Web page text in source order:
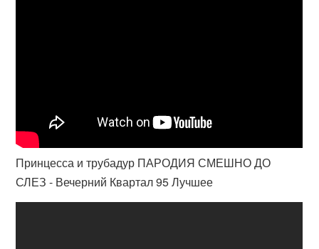
Принцесса и трубадур ПАРОДИЯ СМЕШНО ДО
СЛЕЗ - Вечерний Квартал 95 Лучшее